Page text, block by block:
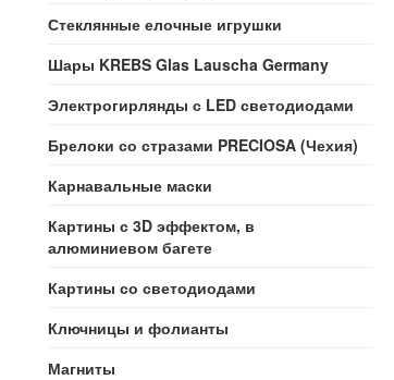
Стеклянные елочные игрушки
Шары KREBS Glas Lauscha Germany
Электрогирлянды с LED светодиодами
Брелоки со стразами PRECIOSA (Чехия)
Карнавальные маски
Картины с 3D эффектом, в
алюминиевом багете
Картины со светодиодами
Ключницы и фолианты
Магниты